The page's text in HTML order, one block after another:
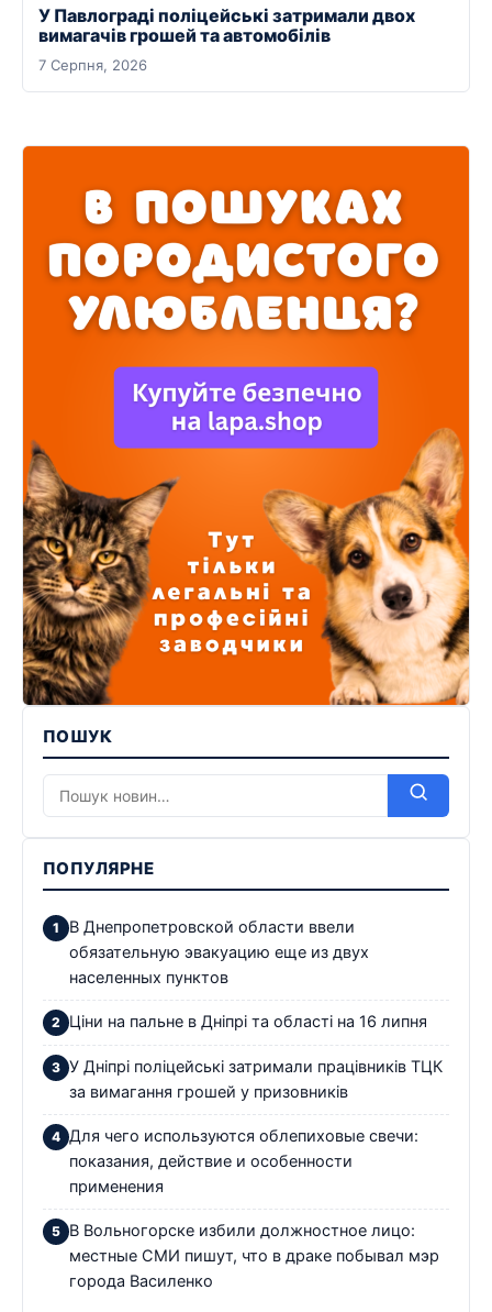
У Павлограді поліцейські затримали двох
вимагачів грошей та автомобілів
7 Серпня, 2026
ПОШУК
ПОПУЛЯРНЕ
В Днепропетровской области ввели
обязательную эвакуацию еще из двух
населенных пунктов
Ціни на пальне в Дніпрі та області на 16 липня
У Дніпрі поліцейські затримали працівників ТЦК
за вимагання грошей у призовників
Для чего используются облепиховые свечи:
показания, действие и особенности
применения
В Вольногорске избили должностное лицо:
местные СМИ пишут, что в драке побывал мэр
города Василенко